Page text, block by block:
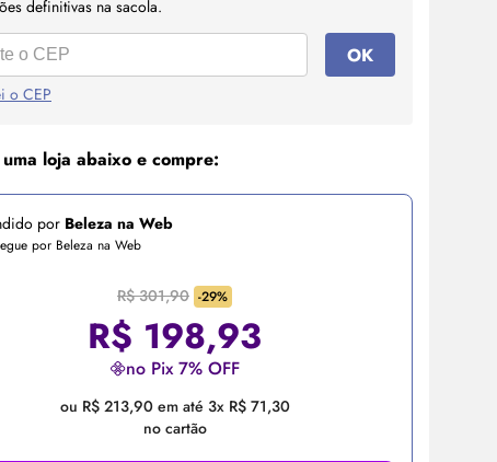
definitivas na sacola.
OK
o CEP
uma loja abaixo e compre:
por Beleza na Web
por Beleza na Web
R$ 301,90 -29%
R$ 198,93
no Pix 7% OFF
ou R$ 213,90 em até 3x R$ 71,30
no cartão